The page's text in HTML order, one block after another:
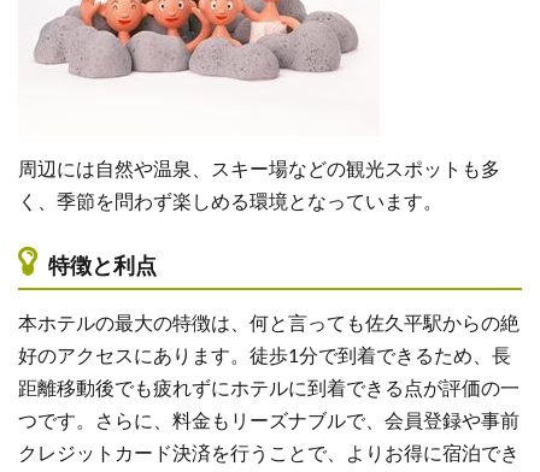
周辺には自然や温泉、スキー場などの観光スポットも多
く、季節を問わず楽しめる環境となっています。
特徴と利点
本ホテルの最大の特徴は、何と言っても佐久平駅からの絶
好のアクセスにあります。徒歩1分で到着できるため、長
距離移動後でも疲れずにホテルに到着できる点が評価の一
つです。さらに、料金もリーズナブルで、会員登録や事前
クレジットカード決済を行うことで、よりお得に宿泊でき